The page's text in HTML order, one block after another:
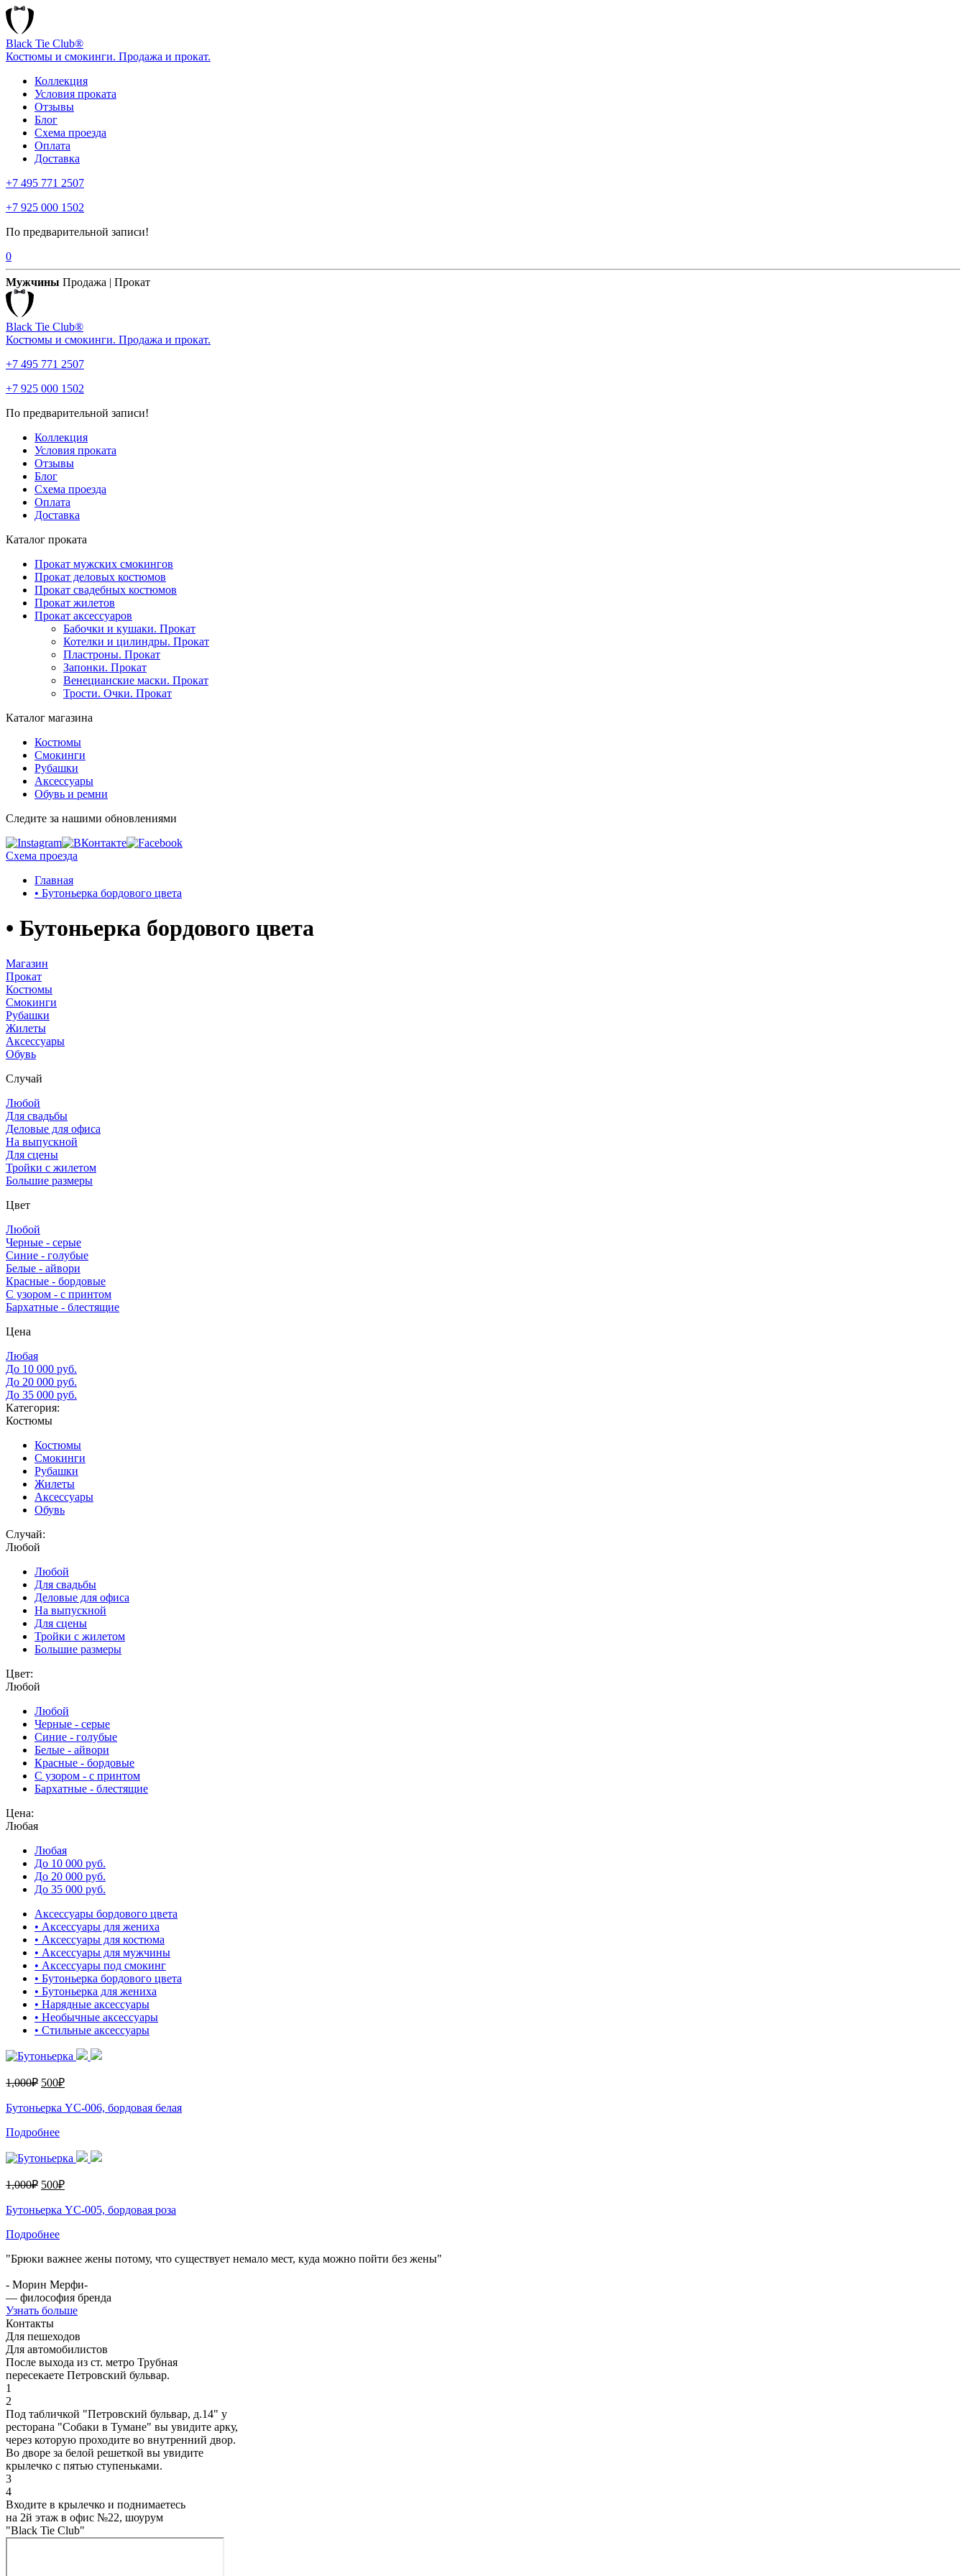
Black Tie Club®
Костюмы и смокинги. Продажа и прокат.
Коллекция
Условия проката
Отзывы
Блог
Схема проезда
Оплата
Доставка
+7 495 771 2507
+7 925 000 1502
По предварительной записи!
0
Мужчины Продажа | Прокат
Black Tie Club®
Костюмы и смокинги. Продажа и прокат.
+7 495 771 2507
+7 925 000 1502
По предварительной записи!
Коллекция
Условия проката
Отзывы
Блог
Схема проезда
Оплата
Доставка
Каталог проката
Прокат мужских смокингов
Прокат деловых костюмов
Прокат свадебных костюмов
Прокат жилетов
Прокат аксессуаров
Бабочки и кушаки. Прокат
Котелки и цилиндры. Прокат
Пластроны. Прокат
Запонки. Прокат
Венецианские маски. Прокат
Трости. Очки. Прокат
Каталог магазина
Костюмы
Смокинги
Рубашки
Аксессуары
Обувь и ремни
Следите за нашими обновлениями
Схема проезда
Главная
• Бутоньерка бордового цвета
• Бутоньерка бордового цвета
Магазин
Прокат
Костюмы
Смокинги
Рубашки
Жилеты
Аксессуары
Обувь
Случай
Любой
Для свадьбы
Деловые для офиса
На выпускной
Для сцены
Тройки с жилетом
Большие размеры
Цвет
Любой
Черные - серые
Синие - голубые
Белые - айвори
Красные - бордовые
С узором - с принтом
Бархатные - блестящие
Цена
Любая
До 10 000 руб.
До 20 000 руб.
До 35 000 руб.
Категория:
Костюмы
Костюмы
Смокинги
Рубашки
Жилеты
Аксессуары
Обувь
Случай:
Любой
Любой
Для свадьбы
Деловые для офиса
На выпускной
Для сцены
Тройки с жилетом
Большие размеры
Цвет:
Любой
Любой
Черные - серые
Синие - голубые
Белые - айвори
Красные - бордовые
С узором - с принтом
Бархатные - блестящие
Цена:
Любая
Любая
До 10 000 руб.
До 20 000 руб.
До 35 000 руб.
Аксессуары бордового цвета
• Аксессуары для жениха
• Аксессуары для костюма
• Аксессуары для мужчины
• Аксессуары под смокинг
• Бутоньерка бордового цвета
• Бутоньерка для жениха
• Нарядные аксессуары
• Необычные аксессуары
• Стильные аксессуары
1,000₽ 500₽
Бутоньерка YC-006, бордовая белая
Подробнее
1,000₽ 500₽
Бутоньерка YC-005, бордовая роза
Подробнее
"Брюки важнее жены потому, что существует немало мест, куда можно пойти без жены"
- Морин Мерфи-
— философия бренда
Узнать больше
Контакты
Для пешеходов
Для автомобилистов
После выхода из ст. метро Трубная
пересекаете Петровский бульвар.
1
2
Под табличкой "Петровский бульвар, д.14" у
ресторана "Собаки в Тумане" вы увидите арку,
через которую проходите во внутренний двор.
Во дворе за белой решеткой вы увидите
крылечко с пятью ступеньками.
3
4
Входите в крылечко и поднимаетесь
на 2й этаж в офис №22, шоурум
"Black Tie Club"